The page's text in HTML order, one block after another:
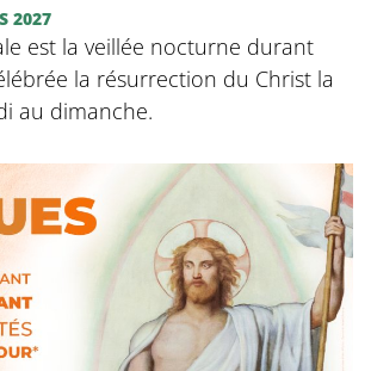
2027
est la veillée nocturne durant
la résurrection du Christ la
au dimanche.